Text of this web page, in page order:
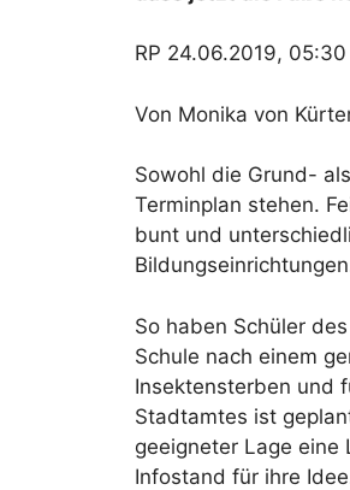
RP 24.06.2019,
Von Monika von
Sowohl die Grund-
Terminplan stehen.
bunt und
So haben Schüler
Schule nach einem
Insektensterben und
Stadtamtes ist
geeigneter Lage eine
Infostand für ihre